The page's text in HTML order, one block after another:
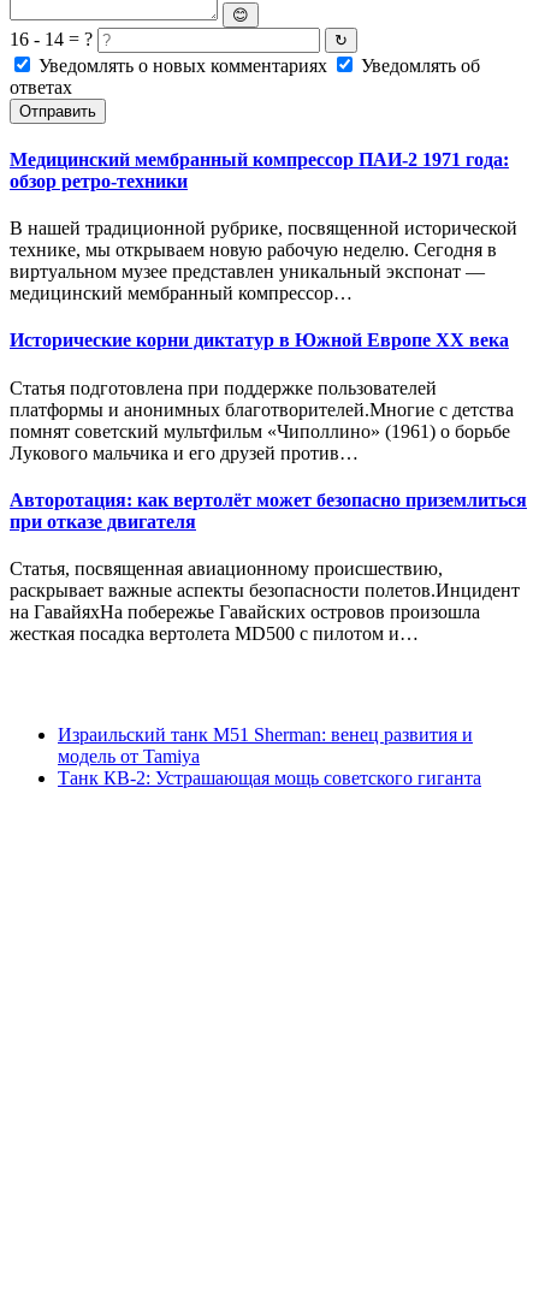
😊
16 - 14 = ? ↻
Уведомлять о новых комментариях
Уведомлять об
ответах
Отправить
Медицинский мембранный компрессор ПАИ-2 1971 года:
обзор ретро-техники
В нашей традиционной рубрике, посвященной исторической
технике, мы открываем новую рабочую неделю. Сегодня в
виртуальном музее представлен уникальный экспонат —
медицинский мембранный компрессор…
Исторические корни диктатур в Южной Европе XX века
Статья подготовлена при поддержке пользователей
платформы и анонимных благотворителей.Многие с детства
помнят советский мультфильм «Чиполлино» (1961) о борьбе
Лукового мальчика и его друзей против…
Авторотация: как вертолёт может безопасно приземлиться
при отказе двигателя
Статья, посвященная авиационному происшествию,
раскрывает важные аспекты безопасности полетов.Инцидент
на ГавайяхНа побережье Гавайских островов произошла
жесткая посадка вертолета MD500 с пилотом и…
Израильский танк M51 Sherman: венец развития и
модель от Tamiya
Танк КВ-2: Устрашающая мощь советского гиганта